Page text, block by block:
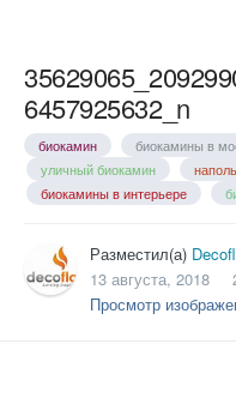
6457925632_n
биокамин биокамины в
уличный биокамин
биокамины в интерьере
Разместил(а)
13 августа, 2018
Просмотр